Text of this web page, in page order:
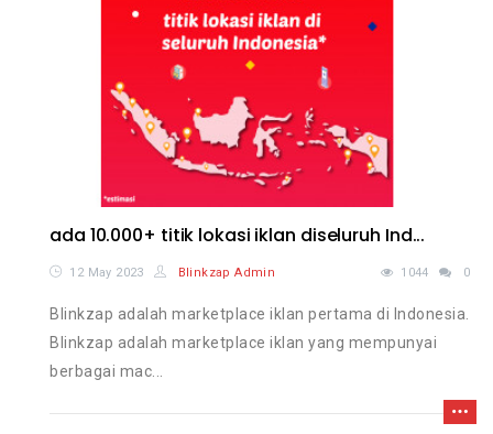
ada 10.000+ titik lokasi iklan diseluruh Ind...
12 May 2023 Blinkzap Admin 1044 0
Blinkzap adalah marketplace iklan pertama di Indonesia.
Blinkzap adalah marketplace iklan yang mempunyai
berbagai mac...